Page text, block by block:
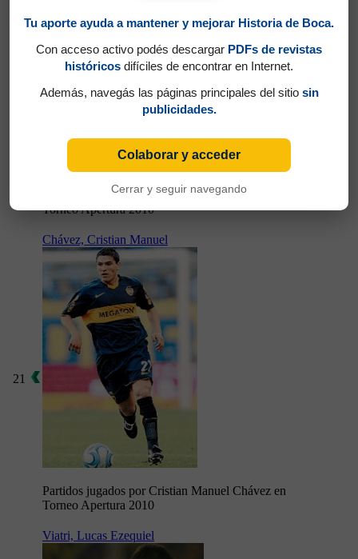
Partidos jugados por Luciano Fabián Monzón en
Torneo Apertura 2010
21
Chávez, Cristian Manuel
Partidos jugados por Cristian Manuel Chávez en
Torneo Apertura 2010
Viatri, Lucas Ezequiel
Tu aporte ayuda a mantener y mejorar Historia de Boca.
Con acceso activo podés descargar PDFs de revistas
históricos difíciles de encontrar en Internet.
Además, navegás las páginas principales del sitio sin
publicidades.
Colaborar y acceder
Cerrar y seguir navegando